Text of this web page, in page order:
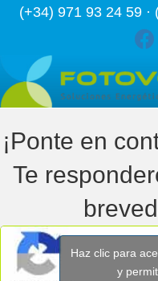
(+34) 971 93 24 59
¡Ponte en
Te
Haz clic para
y